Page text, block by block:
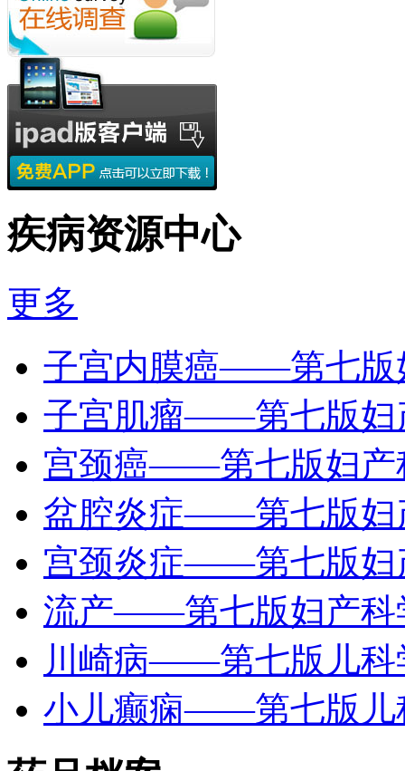
疾病资源中心
更多
子宫内膜癌——第七版
子宫肌瘤——第七版妇
宫颈癌——第七版妇产
盆腔炎症——第七版妇
宫颈炎症——第七版妇
流产——第七版妇产科
川崎病——第七版儿科
小儿癫痫——第七版儿